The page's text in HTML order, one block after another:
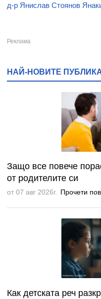
д-р Янислав Стоянов
НАЙ-НОВИТЕ
Защо все повече
от родителите си
от 07 авг 2026г. Прочети
Как детската реч